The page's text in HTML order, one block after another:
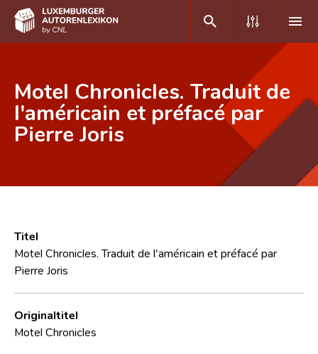
DE FR
Home
Erweiterte Suche
CNL
Forschungsgruppe
Motel Chronicles. Traduit de
l'américain et préfacé par
Pierre Joris
Titel
Motel Chronicles. Traduit de l'américain et préfacé par
Pierre Joris
Originaltitel
Motel Chronicles